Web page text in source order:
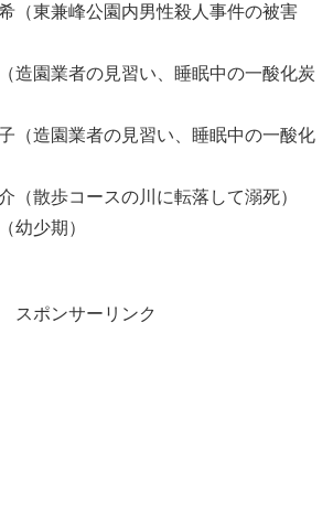
（東兼峰公園内男性殺人事件の被害
造園業者の見習い、睡眠中の一酸化炭
（造園業者の見習い、睡眠中の一酸化
（散歩コースの川に転落して溺死）
幼少期）
スポンサーリンク